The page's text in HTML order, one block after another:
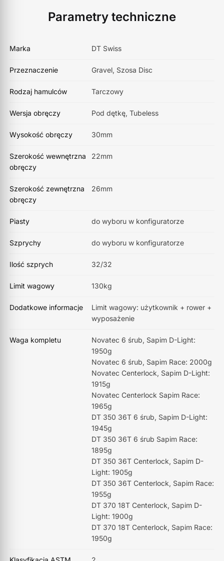
Parametry techniczne
Marka DT Swiss
Przeznaczenie Gravel, Szosa Disc
Rodzaj hamulców Tarczowy
Wersja obręczy Pod dętkę, Tubeless
Wysokość obręczy 30mm
Szerokość wewnętrzna
obręczy
22mm
Szerokość zewnętrzna
obręczy
26mm
Piasty do wyboru w konfiguratorze
Szprychy do wyboru w konfiguratorze
Ilość szprych 32/32
Limit wagowy 130kg
Dodatkowe informacje
Limit wagowy: użytkownik + rower +
wyposażenie
Waga kompletu
Novatec 6 śrub, Sapim D-Light:
1950g
Novatec 6 śrub, Sapim Race: 2000g
Novatec Centerlock, Sapim D-Light:
1915g
Novatec Centerlock Sapim Race:
1965g
DT 350 36T 6 śrub, Sapim D-Light:
1945g
DT 350 36T 6 śrub Sapim Race:
1895g
DT 350 36T Centerlock, Sapim D-
Light: 1905g
DT 350 36T Centerlock, Sapim Race:
1955g
DT 370 18T Centerlock, Sapim D-
Light: 1900g
DT 370 18T Centerlock, Sapim Race:
1950g